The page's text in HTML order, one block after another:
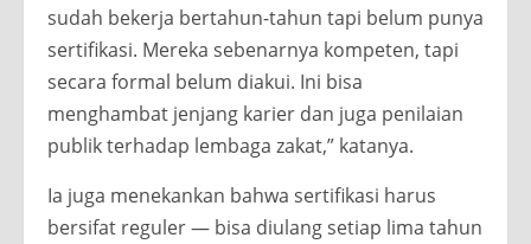
sudah bekerja bertahun-tahun tapi belum punya
sertifikasi. Mereka sebenarnya kompeten, tapi
secara formal belum diakui. Ini bisa
menghambat jenjang karier dan juga penilaian
publik terhadap lembaga zakat,” katanya.
Ia juga menekankan bahwa sertifikasi harus
bersifat reguler — bisa diulang setiap lima tahun